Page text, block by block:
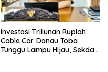
Investasi Triliunan Rupiah
Cable Car Danau Toba
Tunggu Lampu Hijau, Sekda